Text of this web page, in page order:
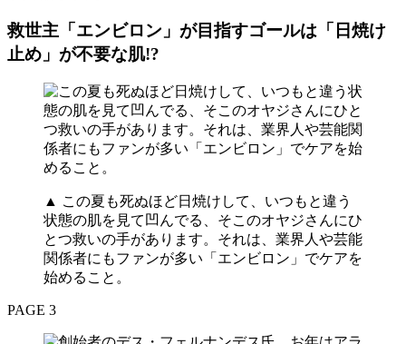
救世主「エンビロン」が目指すゴールは「日焼け
止め」が不要な肌!?
▲ この夏も死ぬほど日焼けして、いつもと違う
状態の肌を見て凹んでる、そこのオヤジさんにひ
とつ救いの手があります。それは、業界人や芸能
関係者にもファンが多い「エンビロン」でケアを
始めること。
PAGE 3